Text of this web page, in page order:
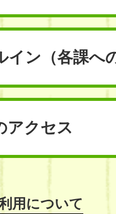
イン （各課へ
アクセス
用について